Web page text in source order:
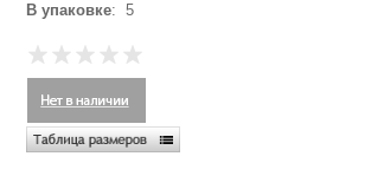
В упаковке: 5